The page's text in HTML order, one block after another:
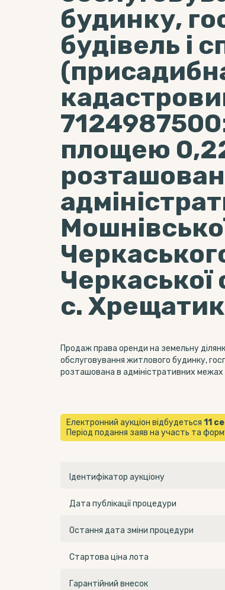
будинку,
будівель і
площею
Черкаської
с. Хрещатик
Продаж права оренди на земельну
обслуговування житлового будинку,
розташована в адміністративних межах
Електронний аукціон відбудеться 11
Період подання заяв на участь та
Ідентифікатор аукціону
Дата публікації процедури
Остання дата зміни процедури
Стартова ціна лота
Гарантійний внесок